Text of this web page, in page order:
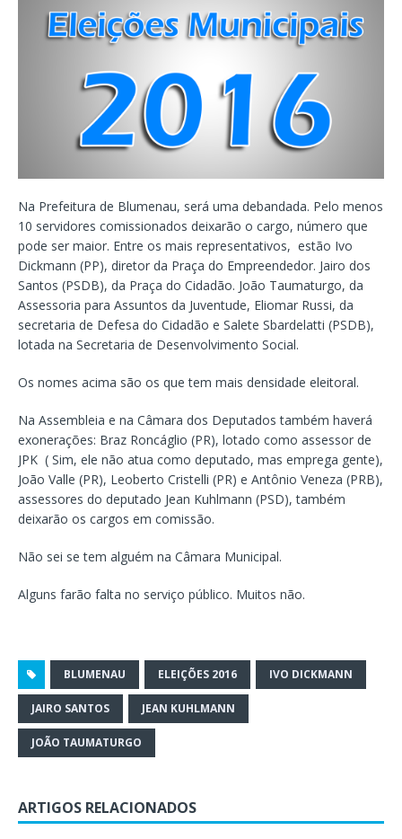
Na Prefeitura de Blumenau, será uma debandada. Pelo menos
10 servidores comissionados deixarão o cargo, número que
pode ser maior. Entre os mais representativos, estão Ivo
Dickmann (PP), diretor da Praça do Empreendedor. Jairo dos
Santos (PSDB), da Praça do Cidadão. João Taumaturgo, da
Assessoria para Assuntos da Juventude, Eliomar Russi, da
secretaria de Defesa do Cidadão e Salete Sbardelatti (PSDB),
lotada na Secretaria de Desenvolvimento Social.
Os nomes acima são os que tem mais densidade eleitoral.
Na Assembleia e na Câmara dos Deputados também haverá
exonerações: Braz Roncáglio (PR), lotado como assessor de
JPK ( Sim, ele não atua como deputado, mas emprega gente),
João Valle (PR), Leoberto Cristelli (PR) e Antônio Veneza (PRB),
assessores do deputado Jean Kuhlmann (PSD), também
deixarão os cargos em comissão.
Não sei se tem alguém na Câmara Municipal.
Alguns farão falta no serviço público. Muitos não.
BLUMENAU ELEIÇÕES 2016 IVO DICKMANN
JAIRO SANTOS JEAN KUHLMANN
JOÃO TAUMATURGO
ARTIGOS RELACIONADOS